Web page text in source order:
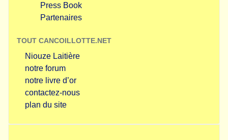
Press Book
Partenaires
TOUT CANCOILLOTTE.NET
Niouze Laitière
notre forum
notre livre d’or
contactez-nous
plan du site